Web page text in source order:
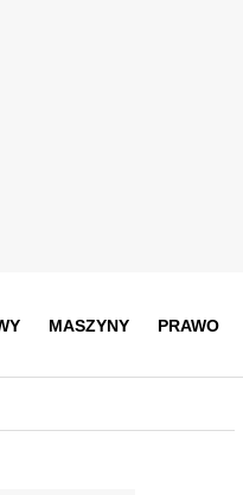
MASZYNY PRAWO